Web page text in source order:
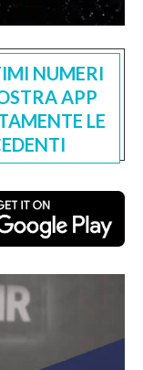
NUMERI
APP
LE